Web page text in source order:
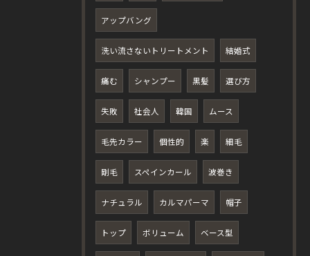
アップバング
洗い流さないトリートメント 結婚式
痛む シャンプー 黒髪 選び方
失敗 社会人 韓国 ムース
毛先カラー 個性的 楽 細毛
剛毛 スペインカール 波巻き
ナチュラル カルマパーマ 帽子
トップ ボリューム ベース型